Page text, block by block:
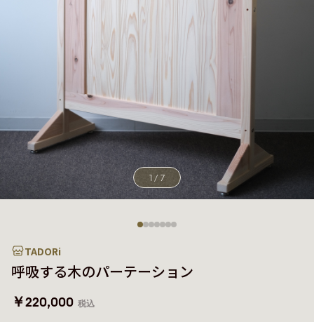
1 / 7
TADORi
呼吸する木のパーテーション
￥220,000 税込